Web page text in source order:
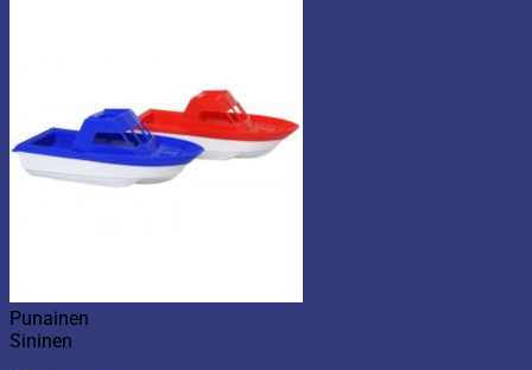
Punainen
Sininen